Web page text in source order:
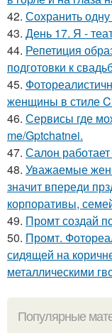
42. Сохранить
43. День 17. Я -
44. Репетиция
подготовки к
45.
женщины в стиле
46. Сервисы где
me/Gptchatnei.
47. Салон
48. Уважаемые
значит впереди
корпоративы,
49. Промт создай
50. Промт.
сидящей на
металлическими
Популярные